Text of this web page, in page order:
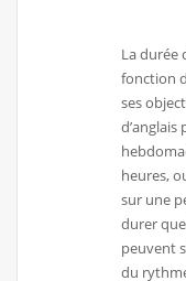
La durée
fonction
ses
heures,
sur une
durer
peuvent
du